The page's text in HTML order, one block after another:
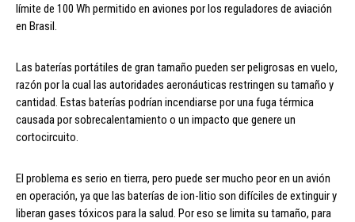
límite de 100 Wh permitido en aviones por los reguladores de aviación
en Brasil.
Las baterías portátiles de gran tamaño pueden ser peligrosas en vuelo,
razón por la cual las autoridades aeronáuticas restringen su tamaño y
cantidad. Estas baterías podrían incendiarse por una fuga térmica
causada por sobrecalentamiento o un impacto que genere un
cortocircuito.
El problema es serio en tierra, pero puede ser mucho peor en un avión
en operación, ya que las baterías de ion-litio son difíciles de extinguir y
liberan gases tóxicos para la salud. Por eso se limita su tamaño, para